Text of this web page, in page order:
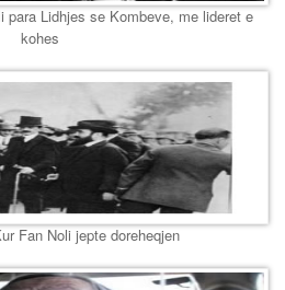
Lidhjes se Kombeve, me lideret e
kohes
Fan Noli jepte doreheqjen